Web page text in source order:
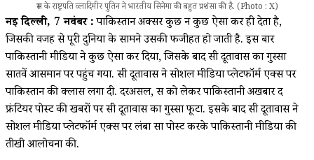
रूस के राष्ट्रपति व्लादिमीर पुतिन ने भारतीय सिनेमा की बहुत प्रशंसा की है. (Photo : X)
नई दिल्ली, 7 नवंबर :पाकिस्तान अक्सर कुछ न कुछ ऐसा कर ही देता है,
जिसकी वजह से पूरी दुनिया के सामने उसकी फजीहत हो जाती है. इस बार
पाकिस्तानी मीडिया ने कुछ ऐसा कर दिया, जिसके बाद रूसी दूतावास का गुस्सा
सातवें आसमान पर पहुंच गया. रूसी दूतावास ने सोशल मीडिया प्लेटफॉर्म एक्स पर
पाकिस्तान की क्लास लगा दी. दरअसल, रूस को लेकर पाकिस्तानी अखबार द
फ्रंटियर पोस्ट की खबरों पर रूसी दूतावास का गुस्सा फूटा. इसके बाद रूसी दूतावास ने
सोशल मीडिया प्लेटफॉर्म एक्स पर लंबा सा पोस्ट करके पाकिस्तानी मीडिया की
तीखी आलोचना की.